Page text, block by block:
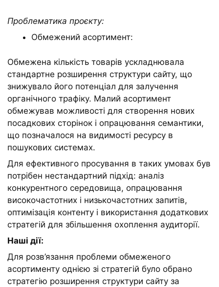
Проблематика проєкту:
Обмежений асортимент:
Обмежена кількість товарів ускладнювала
стандартне розширення структури сайту, що
знижувало його потенціал для залучення
органічного трафіку. Малий асортимент
обмежував можливості для створення нових
посадкових сторінок і опрацювання семантики,
що позначалося на видимості ресурсу в
пошукових системах.
Для ефективного просування в таких умовах був
потрібен нестандартний підхід: аналіз
конкурентного середовища, опрацювання
високочастотних і низькочастотних запитів,
оптимізація контенту і використання додаткових
стратегій для збільшення охоплення аудиторії.
Наші дії:
Для розв’язання проблеми обмеженого
асортименту однією зі стратегій було обрано
стратегію розширення структури сайту за